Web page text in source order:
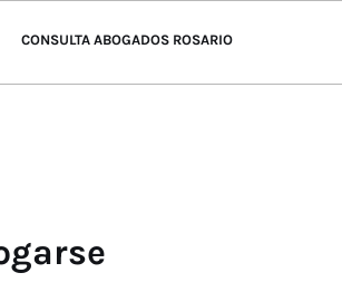
CONSULTA ABOGADOS ROSARIO